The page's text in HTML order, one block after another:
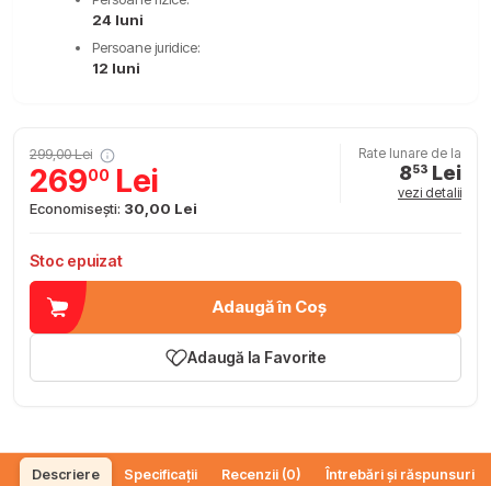
24 luni
Persoane juridice:
12 luni
299,00 Lei
26900 Lei
Economisești: 30,00 Lei
Rate lunare de la
853 Lei
vezi detalii
Stoc epuizat
Adaugă în Coș
Adaugă la Favorite
Descriere Specificații Recenzii (0) Întrebări și răspunsuri